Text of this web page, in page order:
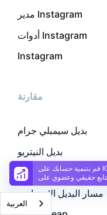
قم بتنمية حسابك على IG مع أكثر من 3 آلاف
مدير Instagram
أدوات Instagram
Instagram
مقارنة
بديل سيمبلي جرام
بديل النيتريو
بديل إنجرامر
مسار البديل الاجتماعي
العربية‏